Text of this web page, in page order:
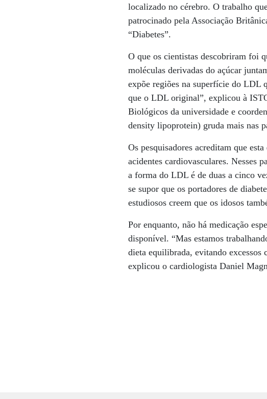
localizado no cérebro. O trabalho
patrocinado pela Associação
“Diabetes”.
O que os cientistas descobriram foi
moléculas derivadas do açúcar
expõe regiões na superfície do LDL
que o LDL original”, explicou à
Biológicos da universidade e
density lipoprotein) gruda mais nas
Os pesquisadores acreditam que
acidentes cardiovasculares. Nesses
a forma do LDL é de duas a cinco
se supor que os portadores de
estudiosos creem que os idosos
Por enquanto, não há medicação
disponível. “Mas estamos
dieta equilibrada, evitando
explicou o cardiologista Daniel